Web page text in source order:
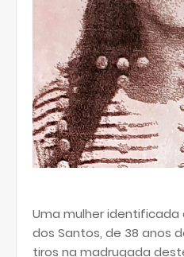
Uma mulher identificada
dos Santos, de 38 anos
tiros na madrugada